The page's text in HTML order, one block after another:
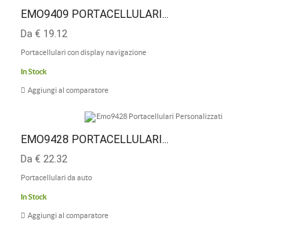
EMO9409 PORTACELLULARI...
Da € 19.12
Portacellulari con display navigazione
In Stock
Aggiungi al comparatore
EMO9428 PORTACELLULARI...
Da € 22.32
Portacellulari da auto
In Stock
Aggiungi al comparatore